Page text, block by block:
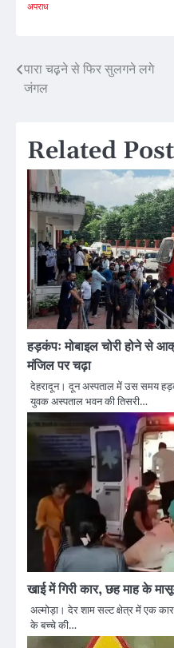
अपराध
Post
पारा चढ़़ने से फिर सुलगने लगे
जंगल
Related
हड़कंपः मोबाइल चोरी होने से
मंजिल पर चढ़ा
देहरादून। दून अस्पताल में उस समय
युवक अस्पताल भवन की तिसरी…
खाई में गिरी कार, छह माह के
अल्मोड़ा। देर शाम सल्ट क्षेत्र में एक
के बच्चे की…